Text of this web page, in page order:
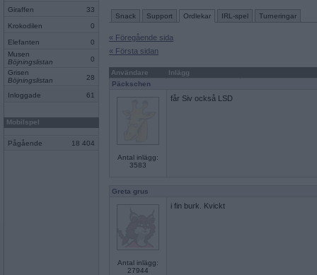
Giraffen 33
Krokodilen 0
Elefanten
0
Musen
Böjningslistan
0
Grisen
Böjningslistan
28
Inloggade 61
Mobilspel
Pågående 18 404
Snack Support Ordlekar IRL-spel Turneringar
« Föregående sida
« Första sidan
Användare
Inlägg
Päckschen
Antal inlägg:
3583
får Siv också LSD
Greta grus
Antal inlägg:
27944
i fin burk. Kvickt